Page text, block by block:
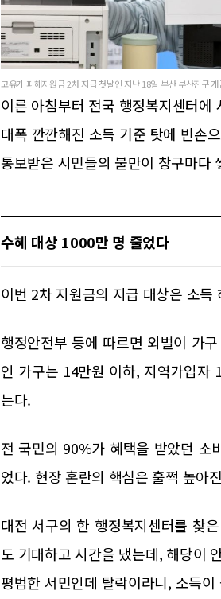
고유가 피해지원금 2차 지급 첫날인 지난 18일 부산 부산진구
이른 아침부터 전국 행정복지센터에
대폭 깐깐해진 소득 기준 탓에 빈손
통보받은 시민들의 불만이 창구마다
수혜 대상 1000만 명 줄었다
이번 2차 지원금의 지급 대상은 소
행정안전부 등에 따르면 외벌이 가
인 가구는 14만원 이하, 지역가입자
는다.
전 국민의 90%가 혜택을 받았던 소
었다. 현장 혼란의 핵심은 훌쩍 높아
대전 서구의 한 행정복지센터를 찾
도 기대하고 시간을 냈는데, 해당이
평범한 서민인데 탈락이라니, 소득